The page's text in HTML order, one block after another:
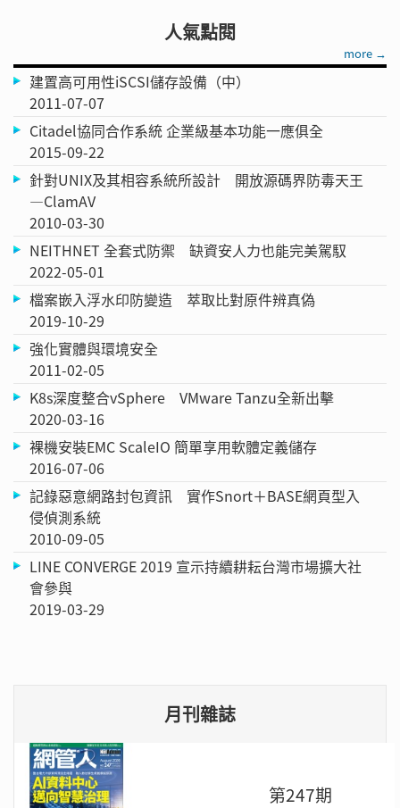
人氣點閱
more →
建置高可用性iSCSI儲存設備（中）
2011-07-07
Citadel協同合作系統 企業級基本功能一應俱全
2015-09-22
針對UNIX及其相容系統所設計 開放源碼界防毒天王
—ClamAV
2010-03-30
NEITHNET 全套式防禦 缺資安人力也能完美駕馭
2022-05-01
檔案嵌入浮水印防變造 萃取比對原件辨真偽
2019-10-29
強化實體與環境安全
2011-02-05
K8s深度整合vSphere VMware Tanzu全新出擊
2020-03-16
裸機安裝EMC ScaleIO 簡單享用軟體定義儲存
2016-07-06
記錄惡意網路封包資訊 實作Snort＋BASE網頁型入
侵偵測系統
2010-09-05
LINE CONVERGE 2019 宣示持續耕耘台灣市場擴大社
會參與
2019-03-29
月刊雜誌
第247期